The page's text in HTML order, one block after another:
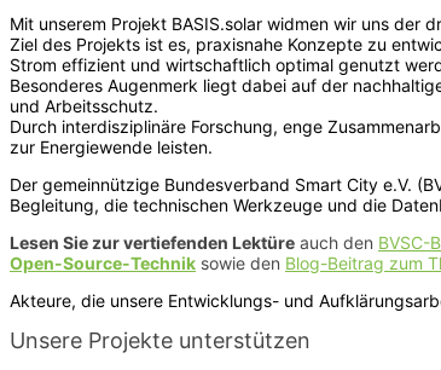
Mit unserem Projekt BASIS.solar widmen wir uns der
Ziel des Projekts ist es, praxisnahe Konzepte zu
Strom effizient und wirtschaftlich optimal genutzt
Besonderes Augenmerk liegt dabei auf der
und Arbeitsschutz.
Durch interdisziplinäre Forschung, enge
zur Energiewende leisten.
Der gemeinnützige Bundesverband Smart City e.V.
Begleitung, die technischen Werkzeuge und die
Lesen Sie zur vertiefenden Lektüre auch den BVSC-
Open-Source-Technik sowie den Blog-Beitrag zum
Akteure, die unsere Entwicklungs- und
Unsere Projekte unterstützen